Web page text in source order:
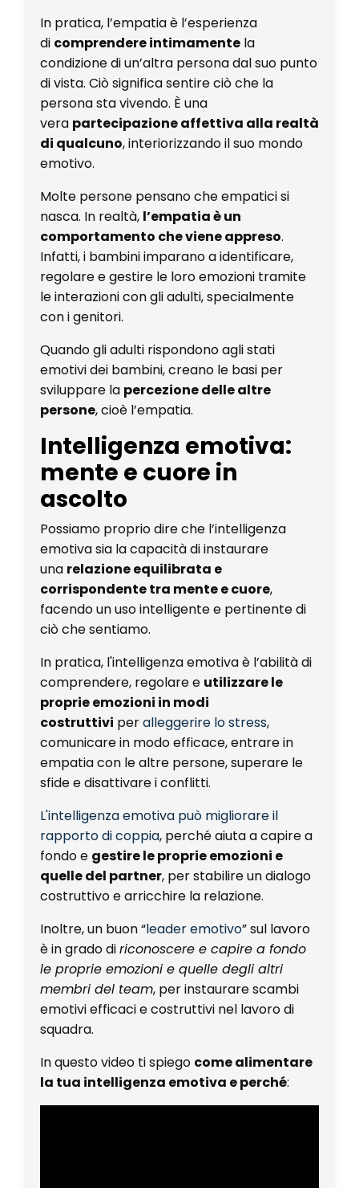
In pratica, l’empatia è l’esperienza
di comprendere intimamente la
condizione di un’altra persona dal suo punto
di vista. Ciò significa sentire ciò che la
persona sta vivendo. È una
vera partecipazione affettiva alla realtà
di qualcuno, interiorizzando il suo mondo
emotivo.
Molte persone pensano che empatici si
nasca. In realtà, l’empatia è un
comportamento che viene appreso.
Infatti, i bambini imparano a identificare,
regolare e gestire le loro emozioni tramite
le interazioni con gli adulti, specialmente
con i genitori.
Quando gli adulti rispondono agli stati
emotivi dei bambini, creano le basi per
sviluppare la percezione delle altre
persone, cioè l’empatia.
Intelligenza emotiva:
mente e cuore in
ascolto
Possiamo proprio dire che l’intelligenza
emotiva sia la capacità di instaurare
una relazione equilibrata e
corrispondente tra mente e cuore,
facendo un uso intelligente e pertinente di
ciò che sentiamo.
In pratica, l'intelligenza emotiva è l’abilità di
comprendere, regolare e utilizzare le
proprie emozioni in modi
costruttivi peralleggerire lo stress,
comunicare in modo efficace, entrare in
empatia con le altre persone, superare le
sfide e disattivare i conflitti.
L'intelligenza emotiva può migliorare il
rapporto di coppia, perché aiuta a capire a
fondo e gestire le proprie emozioni e
quelle del partner, per stabilire un dialogo
costruttivo e arricchire la relazione.
Inoltre, un buon “leader emotivo” sul lavoro
è in grado diriconoscere e capire a fondo
le proprie emozioni e quelle degli altri
membri del team, per instaurare scambi
emotivi efficaci e costruttivi nel lavoro di
squadra.
In questo video ti spiego come alimentare
la tua intelligenza emotiva e perché: